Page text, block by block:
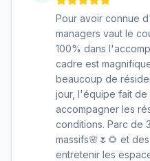
Pour avoir connue
managers vaut le
100% dans
cadre est
beaucoup de
jour, l'équipe fait de
accompagner les
conditions. Parc de
massifs🌸🌷🌻 et
entretenir les